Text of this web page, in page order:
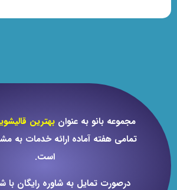
مجموعه بانو به عنوانبهترین
تمامی هفته آماده ارائه خدمات به
است.
درصورت تمایل به شاوره رایگان با